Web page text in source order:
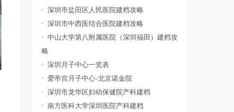
深圳市盐田区人民医院建档攻略
深圳市中西医结合医院建档攻略
中山大学第八附属医院（深圳福田）建档攻
略
深圳月子中心一览表
爱帝宫月子中心-北京诺金院
深圳市龙华区妇幼保健院产科建档
南方医科大学深圳医院产科建档